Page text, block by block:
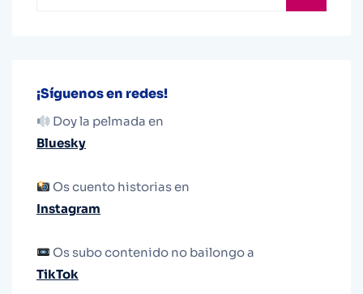
¡Síguenos en redes!
Doy la pelmada en
Bluesky
Os cuento historias en
Instagram
Os subo contenido no bailongo a
TikTok